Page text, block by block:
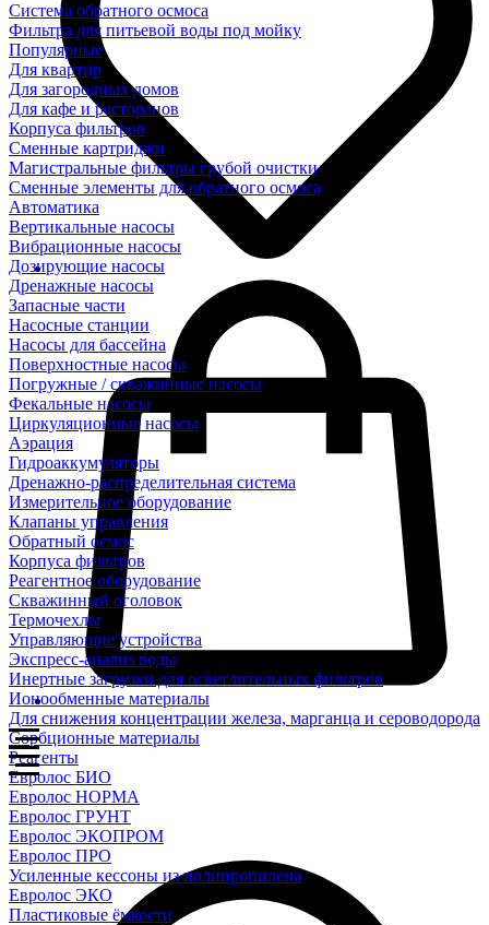
Система обратного осмоса
Фильтра для питьевой воды под мойку
Популярные
Для квартир
Для загородных домов
Для кафе и ресторанов
Корпуса фильтров
Сменные картриджи
Магистральные фильтры грубой очистки
Сменные элементы для обратного осмоса
Автоматика
Вертикальные насосы
Вибрационные насосы
Дозирующие насосы
Дренажные насосы
Запасные части
Насосные станции
Насосы для бассейна
Поверхностные насосы
Погружные / скважинные насосы
Фекальные насосы
Циркуляционные насосы
Аэрация
Гидроаккумуляторы
Дренажно-распределительная система
Измерительное оборудование
Клапаны управления
Обратный осмос
Корпуса фильтров
Реагентное оборудование
Скважинный оголовок
Термочехлы
Управляющие устройства
Экспресс-анализ воды
Инертные загрузки для осветлительных фильтров
Ионообменные материалы
Для снижения концентрации железа, марганца и сероводорода
Сорбционные материалы
Реагенты
Евролос БИО
Евролос НОРМА
Евролос ГРУНТ
Евролос ЭКОПРОМ
Евролос ПРО
Усиленные кессоны из полипропилена
Евролос ЭКО
Пластиковые ёмкости